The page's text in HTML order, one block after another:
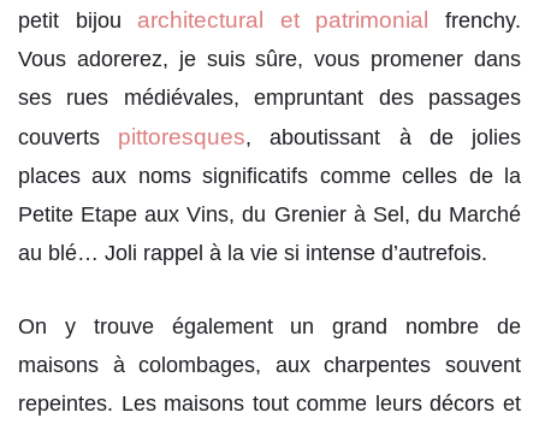
petit bijou architectural et patrimonial frenchy.
Vous adorerez, je suis sûre, vous promener dans
ses rues médiévales, empruntant des passages
couverts pittoresques, aboutissant à de jolies
places aux noms significatifs comme celles de la
Petite Etape aux Vins, du Grenier à Sel, du Marché
au blé… Joli rappel à la vie si intense d’autrefois.
On y trouve également un grand nombre de
maisons à colombages, aux charpentes souvent
repeintes. Les maisons tout comme leurs décors et